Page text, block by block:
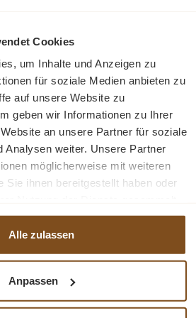
Cookies
um Inhalte und Anzeigen zu
für soziale Medien anbieten zu
auf unsere Website zu
geben wir Informationen zu Ihrer
an unsere Partner für soziale
Analysen weiter. Unsere Partner
möglicherweise mit weiteren
Sie ihnen bereitgestellt haben oder
Alle zulassen
Anpassen"Vitrinen Schrank